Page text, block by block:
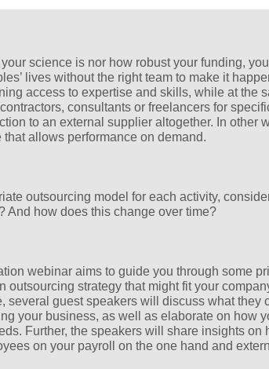
science is nor how robust your funding,
lives without the right team to make it
access to expertise and skills, while at the
consultants or freelancers for
to an external supplier altogether. In other
allows performance on demand.
outsourcing model for each activity,
And how does this change over time?
webinar aims to guide you through some
outsourcing strategy that might fit your
several guest speakers will discuss what they
your business, as well as elaborate on how
Further, the speakers will share insights on
on your payroll on the one hand and